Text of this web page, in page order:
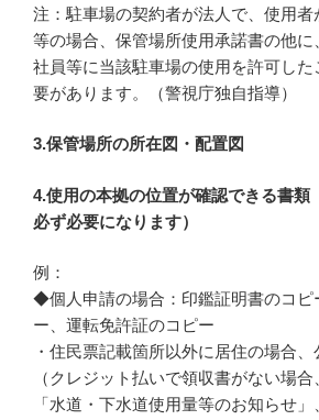
注：駐車場の契約者が法人で、使用者
等の場合、保管場所使用承諾書の他
社員等に当該駐車場の使用を許可し
要があります。（警視庁独自指導）
3.保管場所の所在図・配置図
4.使用の本拠の位置が確認できる書類
必ず必要になります）
例：
◆個人申請の場合：印鑑証明書のコピ
ー、運転免許証のコピー
・住民票記載箇所以外に居住の場合
（クレジット払いで領収書がない場
「水道・下水道使用量等のお知らせ